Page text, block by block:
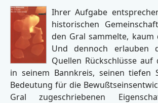
Ihrer Aufgabe
historischen
den Gral sammelte, kaum
Und dennoch erlauben
Quellen Rückschlüsse auf
in seinem Bannkreis, seinen tiefen
Bedeutung für die
Gral zugeschriebenen